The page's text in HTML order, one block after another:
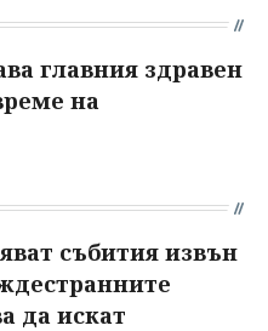
главния здравен
на
събития извън
да искат